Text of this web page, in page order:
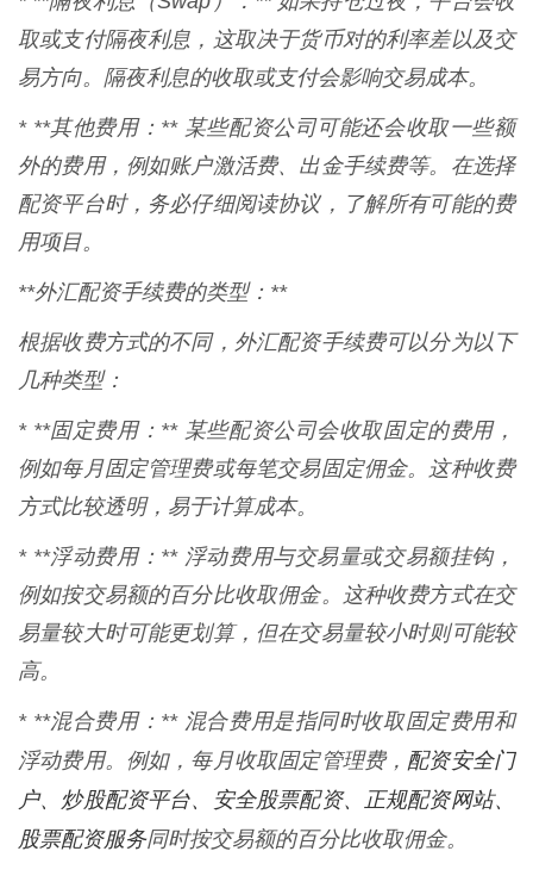
取或支付隔夜利息，这取决于货币对的利率差以及交
易方向。隔夜利息的收取或支付会影响交易成本。
* **其他费用：** 某些配资公司可能还会收取一些额
外的费用，例如账户激活费、出金手续费等。在选择
配资平台时，务必仔细阅读协议，了解所有可能的费
用项目。
**外汇配资手续费的类型：**
根据收费方式的不同，外汇配资手续费可以分为以下
几种类型：
* **固定费用：** 某些配资公司会收取固定的费用，
例如每月固定管理费或每笔交易固定佣金。这种收费
方式比较透明，易于计算成本。
* **浮动费用：** 浮动费用与交易量或交易额挂钩，
例如按交易额的百分比收取佣金。这种收费方式在交
易量较大时可能更划算，但在交易量较小时则可能较
高。
* **混合费用：** 混合费用是指同时收取固定费用和
浮动费用。例如，每月收取固定管理费， 配资安全门
户、炒股配资平台、安全股票配资、正规配资网站、
股票配资服务同时按交易额的百分比收取佣金。